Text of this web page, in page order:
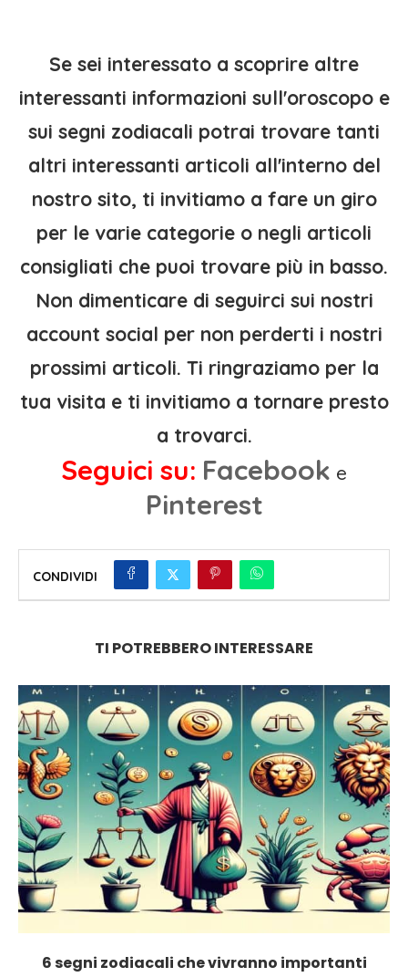
Se sei interessato a scoprire altre
interessanti informazioni sull'oroscopo e
sui segni zodiacali potrai trovare tanti
altri interessanti articoli all'interno del
nostro sito, ti invitiamo a fare un giro
per le varie categorie o negli articoli
consigliati che puoi trovare più in basso.
Non dimenticare di seguirci sui nostri
account social per non perderti i nostri
prossimi articoli. Ti ringraziamo per la
tua visita e ti invitiamo a tornare presto
a trovarci.
Seguici su: Facebook e
Pinterest
CONDIVIDI
TI POTREBBERO INTERESSARE
6 segni zodiacali che vivranno importanti